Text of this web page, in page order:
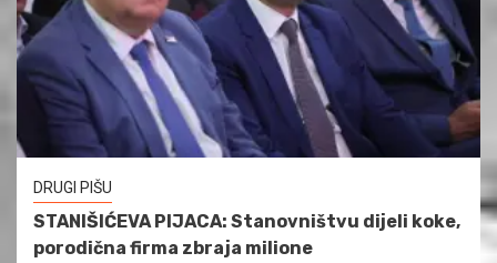
DRUGI PIŠU
STANIŠIĆEVA PIJACA: Stanovništvu dijeli koke,
porodična firma zbraja milione